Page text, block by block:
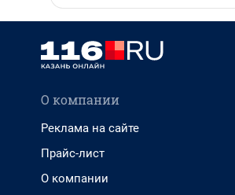
О компании
Реклама на сайте
Прайс-лист
О компании